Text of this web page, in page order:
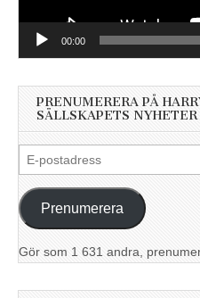
00:00
PRENUMERERA PÅ
SÄLLSKAPETS NYHETER
E-
postadress
Prenumerera
Gör som 1 631 andra,